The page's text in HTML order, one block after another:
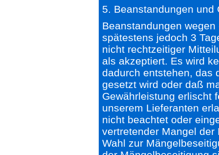
5. Beanstandungen und
Beanstandungen
spätestens jedoch 3
nicht rechtzeitiger
als akzeptiert. Es wird
dadurch entstehen, das
gesetzt wird oder daß
Gewährleistung erlischt
unserem Lieferanten
nicht beachtet oder
vertretender Mangel
Wahl zur